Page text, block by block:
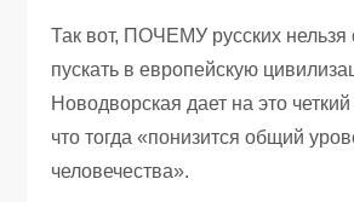
Так вот, ПОЧЕМУ русских нельзя
пускать в европейскую
Новодворская дает на это
что тогда «понизится общий
человечества».